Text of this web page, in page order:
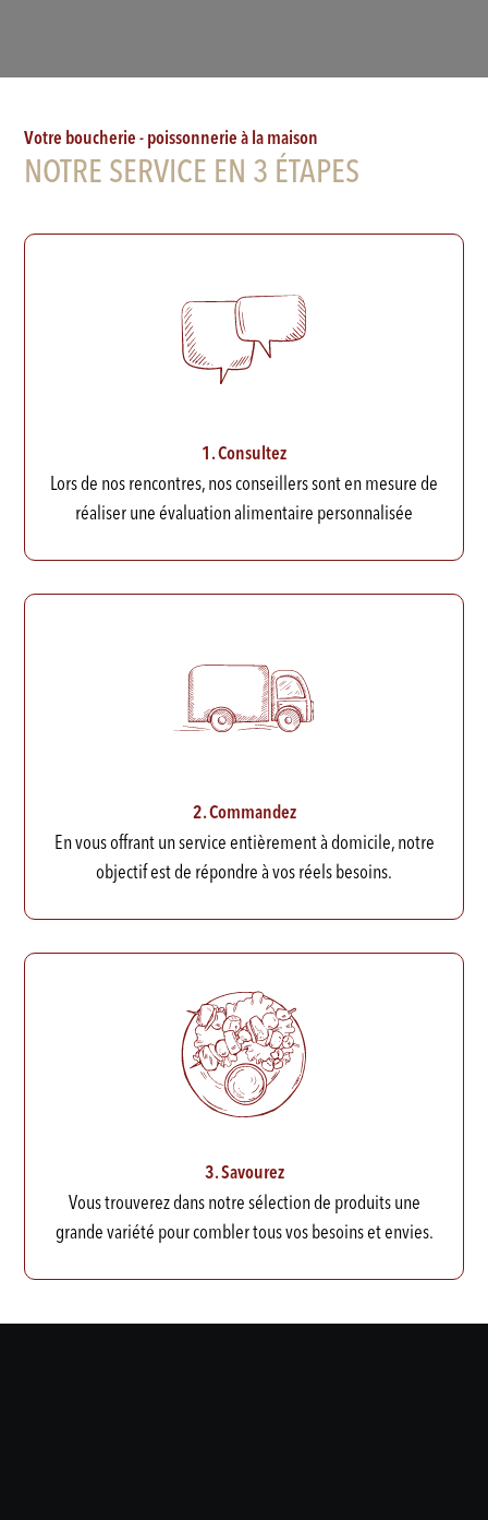
Votre boucherie - poissonnerie à la maison
NOTRE SERVICE EN 3 ÉTAPES
1. Consultez
Lors de nos rencontres, nos conseillers sont en mesure de
réaliser une évaluation alimentaire personnalisée
2. Commandez
En vous offrant un service entièrement à domicile, notre
objectif est de répondre à vos réels besoins.
3. Savourez
Vous trouverez dans notre sélection de produits une
grande variété pour combler tous vos besoins et envies.